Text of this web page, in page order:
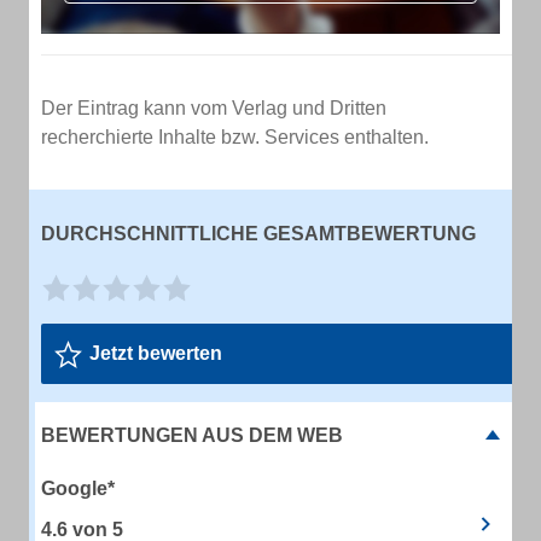
Der Eintrag kann vom Verlag und Dritten
recherchierte Inhalte bzw. Services enthalten.
DURCHSCHNITTLICHE GESAMTBEWERTUNG
Jetzt bewerten
BEWERTUNGEN AUS DEM WEB
Google*
4.6 von 5